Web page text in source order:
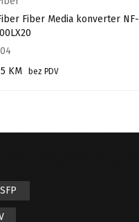
Fiber Media konverter NF-
KM
bez PDV